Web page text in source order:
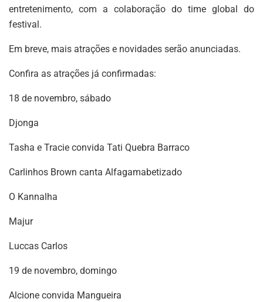
entretenimento, com a colaboração do time global do
festival.
Em breve, mais atrações e novidades serão anunciadas.
Confira as atrações já confirmadas:
18 de novembro, sábado
Djonga
Tasha e Tracie convida Tati Quebra Barraco
Carlinhos Brown canta Alfagamabetizado
O Kannalha
Majur
Luccas Carlos
19 de novembro, domingo
Alcione convida Mangueira